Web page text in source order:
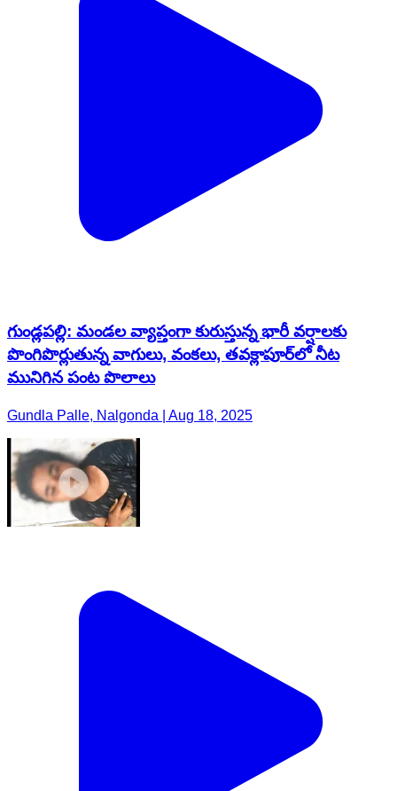
గుండ్లపల్లి: మండల వ్యాప్తంగా కురుస్తున్న భారీ వర్షాలకు
పొంగిపొర్లుతున్న వాగులు, వంకలు, తవక్లాపూర్‌లో నీట
మునిగిన పంట పొలాలు
Gundla Palle, Nalgonda | Aug 18, 2025